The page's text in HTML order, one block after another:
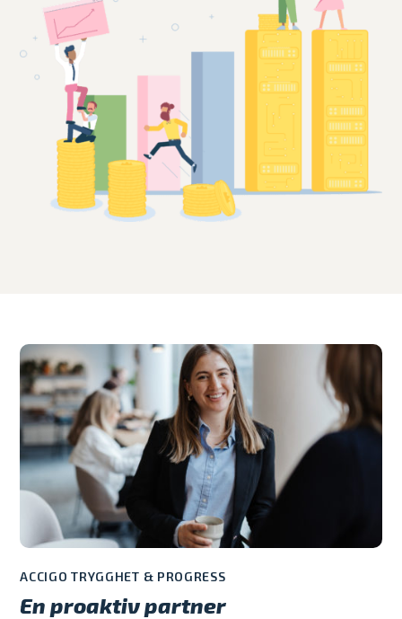
ACCIGO TRYGGHET & PROGRESS
En proaktiv partner